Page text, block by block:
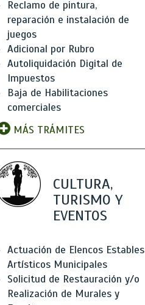
Reclamo de pintura,
reparación e instalación de
juegos
Adicional por Rubro
Autoliquidación Digital de
Impuestos
Baja de Habilitaciones
comerciales
MÁS TRÁMITES
CULTURA,
TURISMO Y
EVENTOS
Actuación de Elencos Estables
Artísticos Municipales
Solicitud de Restauración y/o
Realización de Murales y